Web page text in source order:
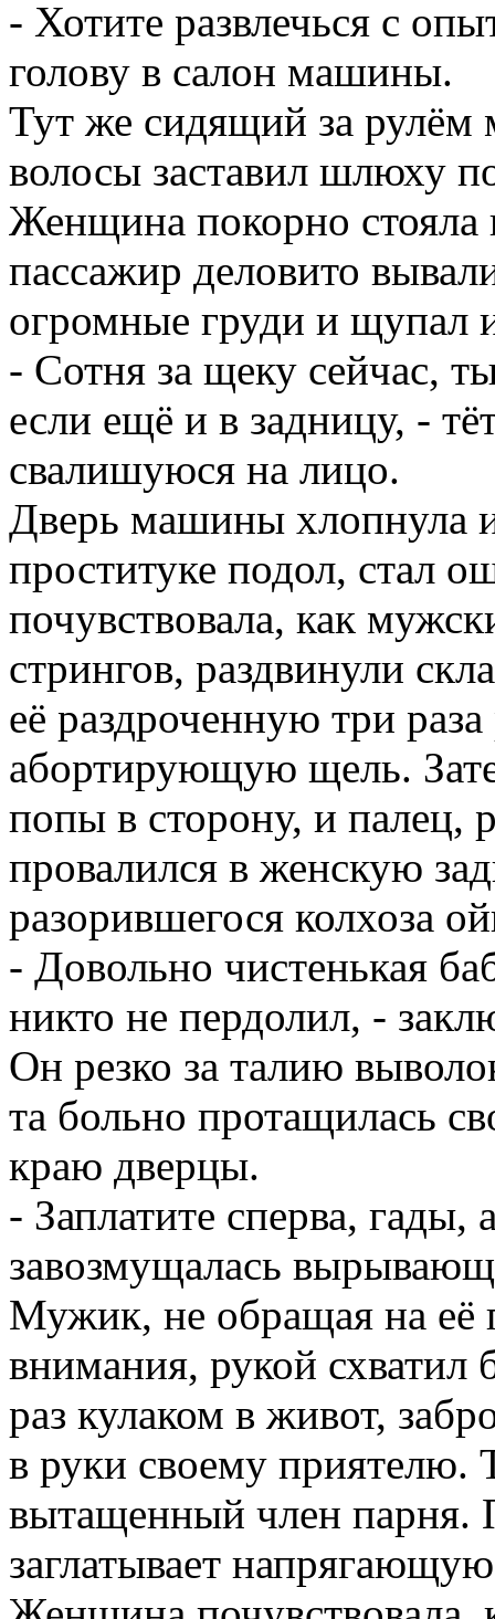
- Хотите развлечься с
голову в салон машины.
Тут же сидящий за рулём
волосы заставил шлюху
Женщина покорно стояла
пассажир деловито
огромные груди и щупал
- Сотня за щеку сейчас,
если ещё и в задницу, -
свалишуюся на лицо.
Дверь машины хлопнула
проституке подол, стал
почувствовала, как
стрингов, раздвинули
её раздроченную три
абортирующую щель.
попы в сторону, и палец,
провалился в женскую
разорившегося колхоза
- Довольно чистенькая
никто не пердолил, -
Он резко за талию
та больно протащилась
краю дверцы.
- Заплатите сперва, гады,
завозмущалась
Мужик, не обращая на её
внимания, рукой
раз кулаком в живот,
в руки своему приятелю.
вытащенный член парня.
заглатывает